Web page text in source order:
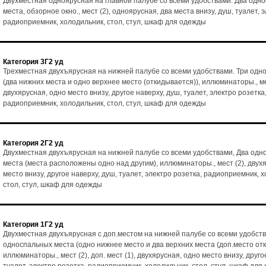
места, обзорное окно., мест (2), одноярусная, два места внизу, душ, туалет,
радиоприемник, холодильник, стол, стул, шкаф для одежды
Категория 3Г2 уд
Трехместная двухъярусная на нижней палубе со всеми удобствами. Три
(два нижних места и одно верхнее место (откидывается)), иллюминаторы.,
двухярусная, одно место внизу, другое наверху, душ, туалет, электро розетка,
радиоприемник, холодильник, стол, стул, шкаф для одежды
Категория 2Г2 уд
Двухместная двухъярусная на нижней палубе со всеми удобствами, Два
места (места расположены одно над другим), иллюминаторы., мест (2),
место внизу, другое наверху, душ, туалет, электро розетка, радиоприемник,
стол, стул, шкаф для одежды
Категория 1Г2 уд
Двухместная двухъярусная с доп.местом на нижней палубе со всеми
односпальных места (одно нижнее место и два верхних места (доп.место
иллюминаторы., мест (2), доп. мест (1), двухярусная, одно место внизу,